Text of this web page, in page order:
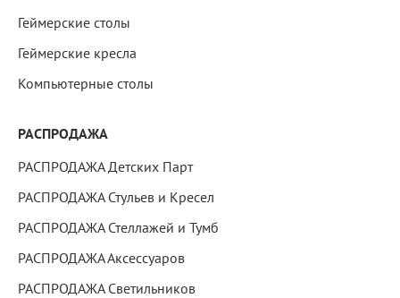
Геймерские столы
Геймерские кресла
Компьютерные столы
РАСПРОДАЖА
РАСПРОДАЖА Детских Парт
РАСПРОДАЖА Стульев и Кресел
РАСПРОДАЖА Стеллажей и Тумб
РАСПРОДАЖА Аксессуаров
РАСПРОДАЖА Светильников